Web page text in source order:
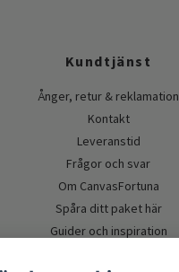
Kundtjänst
Ånger, retur & reklamation
Kontakt
Leveranstid
Frågor och svar
Om CanvasFortuna
Spåra ditt paket här
Guider och inspiration